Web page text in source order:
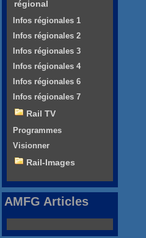
régional
Infos régionales 1
Infos régionales 2
Infos régionales 3
Infos régionales 4
Infos régionales 6
Infos régionales 7
Rail TV
Programmes
Visionner
Rail-Images
AMFG Articles